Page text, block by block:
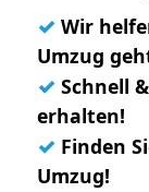
✓ Wir
Umzug
✓ Schnell
erhalten!
✓ Finden
Umzug!